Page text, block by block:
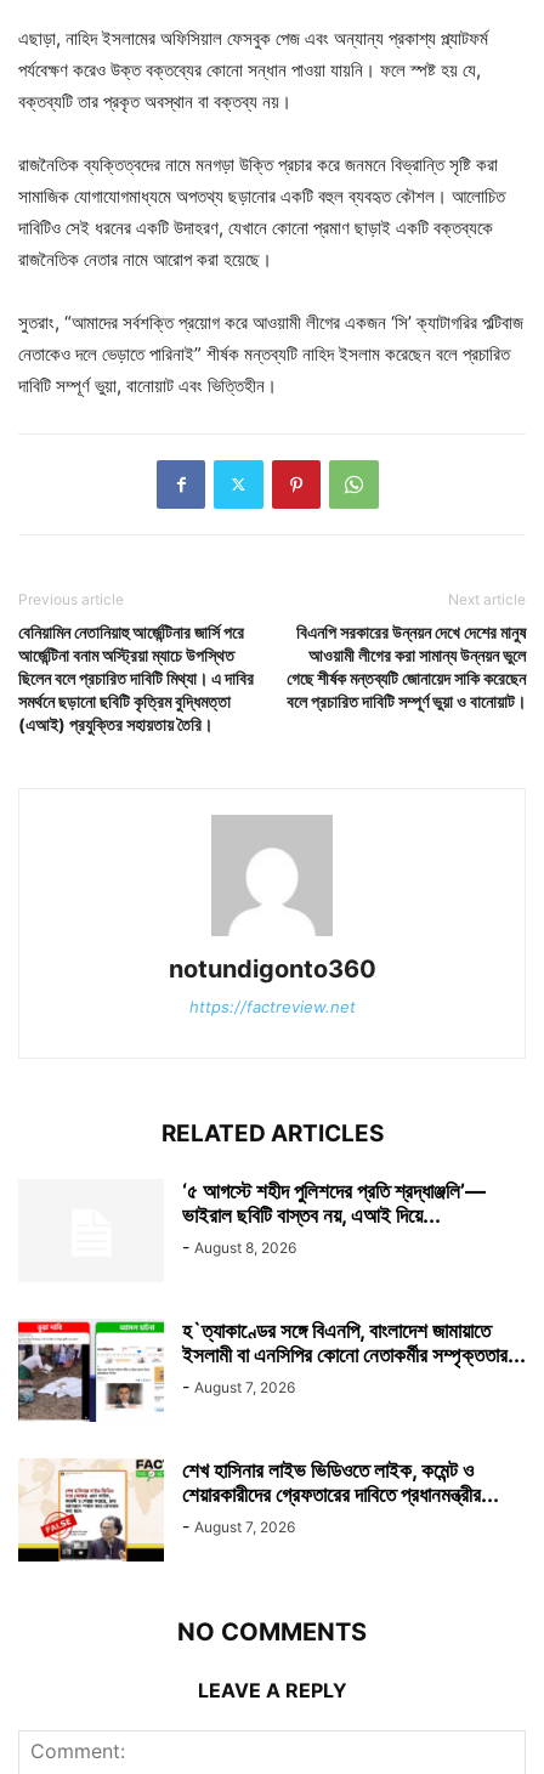
এছাড়া, নাহিদ ইসলামের অফিসিয়াল ফেসবুক পেজ এবং অন্যান্য প্রকাশ্য প্ল্যাটফর্ম
পর্যবেক্ষণ করেও উক্ত বক্তব্যের কোনো সন্ধান পাওয়া যায়নি। ফলে স্পষ্ট হয় যে,
বক্তব্যটি তার প্রকৃত অবস্থান বা বক্তব্য নয়।
রাজনৈতিক ব্যক্তিত্বদের নামে মনগড়া উক্তি প্রচার করে জনমনে বিভ্রান্তি সৃষ্টি করা
সামাজিক যোগাযোগমাধ্যমে অপতথ্য ছড়ানোর একটি বহুল ব্যবহৃত কৌশল। আলোচিত
দাবিটিও সেই ধরনের একটি উদাহরণ, যেখানে কোনো প্রমাণ ছাড়াই একটি বক্তব্যকে
রাজনৈতিক নেতার নামে আরোপ করা হয়েছে।
সুতরাং, “আমাদের সর্বশক্তি প্রয়োগ করে আওয়ামী লীগের একজন ‘সি’ ক্যাটাগরির পল্টিবাজ
নেতাকেও দলে ভেড়াতে পারিনাই” শীর্ষক মন্তব্যটি নাহিদ ইসলাম করেছেন বলে প্রচারিত
দাবিটি সম্পূর্ণ ভুয়া, বানোয়াট এবং ভিত্তিহীন।
Previous article
বেনিয়ামিন নেতানিয়াহু আর্জেন্টিনার জার্সি পরে
আর্জেন্টিনা বনাম অস্ট্রিয়া ম্যাচে উপস্থিত
ছিলেন বলে প্রচারিত দাবিটি মিথ্যা। এ দাবির
সমর্থনে ছড়ানো ছবিটি কৃত্রিম বুদ্ধিমত্তা
(এআই) প্রযুক্তির সহায়তায় তৈরি।
Next article
বিএনপি সরকারের উন্নয়ন দেখে দেশের মানুষ
আওয়ামী লীগের করা সামান্য উন্নয়ন ভুলে
গেছে শীর্ষক মন্তব্যটি জোনায়েদ সাকি করেছেন
বলে প্রচারিত দাবিটি সম্পূর্ণ ভুয়া ও বানোয়াট।
notundigonto360
https://factreview.net
RELATED ARTICLES
‘৫ আগস্টে শহীদ পুলিশদের প্রতি শ্রদ্ধাঞ্জলি’—
ভাইরাল ছবিটি বাস্তব নয়, এআই দিয়ে...
- August 8, 2026
হ`ত্যাকাণ্ডের সঙ্গে বিএনপি, বাংলাদেশ জামায়াতে
ইসলামী বা এনসিপির কোনো নেতাকর্মীর সম্পৃক্ততার...
- August 7, 2026
শেখ হাসিনার লাইভ ভিডিওতে লাইক, কমেন্ট ও
শেয়ারকারীদের গ্রেফতারের দাবিতে প্রধানমন্ত্রীর...
- August 7, 2026
NO COMMENTS
LEAVE A REPLY